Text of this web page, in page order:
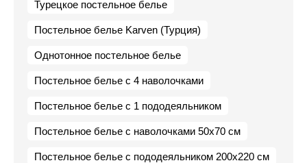
Турецкое постельное белье
Постельное белье Karven (Турция)
Однотонное постельное белье
Постельное белье с 4 наволочками
Постельное белье с 1 пододеяльником
Постельное белье с наволочками 50х70 см
Постельное белье с пододеяльником 200х220 см